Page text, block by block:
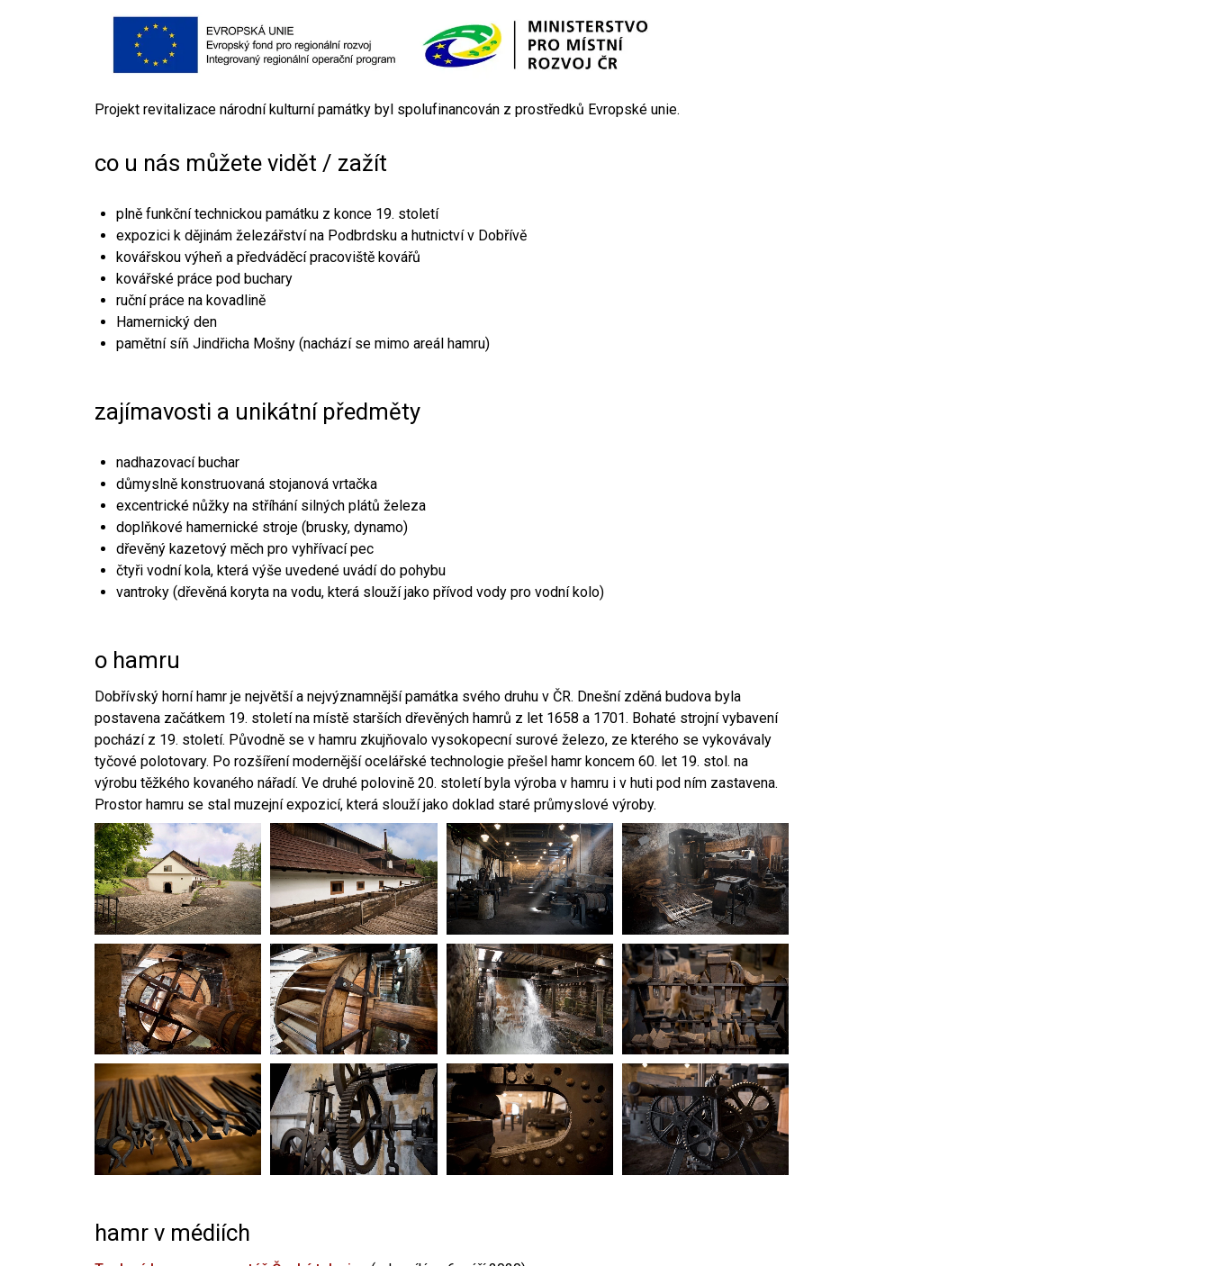
Projekt revitalizace národní kulturní památky byl spolufinancován z prostředků Evropské unie.
co u nás můžete vidět / zažít
plně funkční technickou památku z konce 19. století
expozici k dějinám železářství na Podbrdsku a hutnictví v Dobřívě
kovářskou výheň a předváděcí pracoviště kovářů
kovářské práce pod buchary
ruční práce na kovadlině
Hamernický den
pamětní síň Jindřicha Mošny (nachází se mimo areál hamru)
zajímavosti a unikátní předměty
nadhazovací buchar
důmyslně konstruovaná stojanová vrtačka
excentrické nůžky na stříhání silných plátů železa
doplňkové hamernické stroje (brusky, dynamo)
dřevěný kazetový měch pro vyhřívací pec
čtyři vodní kola, která výše uvedené uvádí do pohybu
vantroky (dřevěná koryta na vodu, která slouží jako přívod vody pro vodní kolo)
o hamru
Dobřívský horní hamr je největší a nejvýznamnější památka svého druhu v ČR. Dnešní zděná budova byla
postavena začátkem 19. století na místě starších dřevěných hamrů z let 1658 a 1701. Bohaté strojní vybavení
pochází z 19. století. Původně se v hamru zkujňovalo vysokopecní surové železo, ze kterého se vykovávaly
tyčové polotovary. Po rozšíření modernější ocelářské technologie přešel hamr koncem 60. let 19. stol. na
výrobu těžkého kovaného nářadí. Ve druhé polovině 20. století byla výroba v hamru i v huti pod ním zastavena.
Prostor hamru se stal muzejní expozicí, která slouží jako doklad staré průmyslové výroby.
hamr v médiích